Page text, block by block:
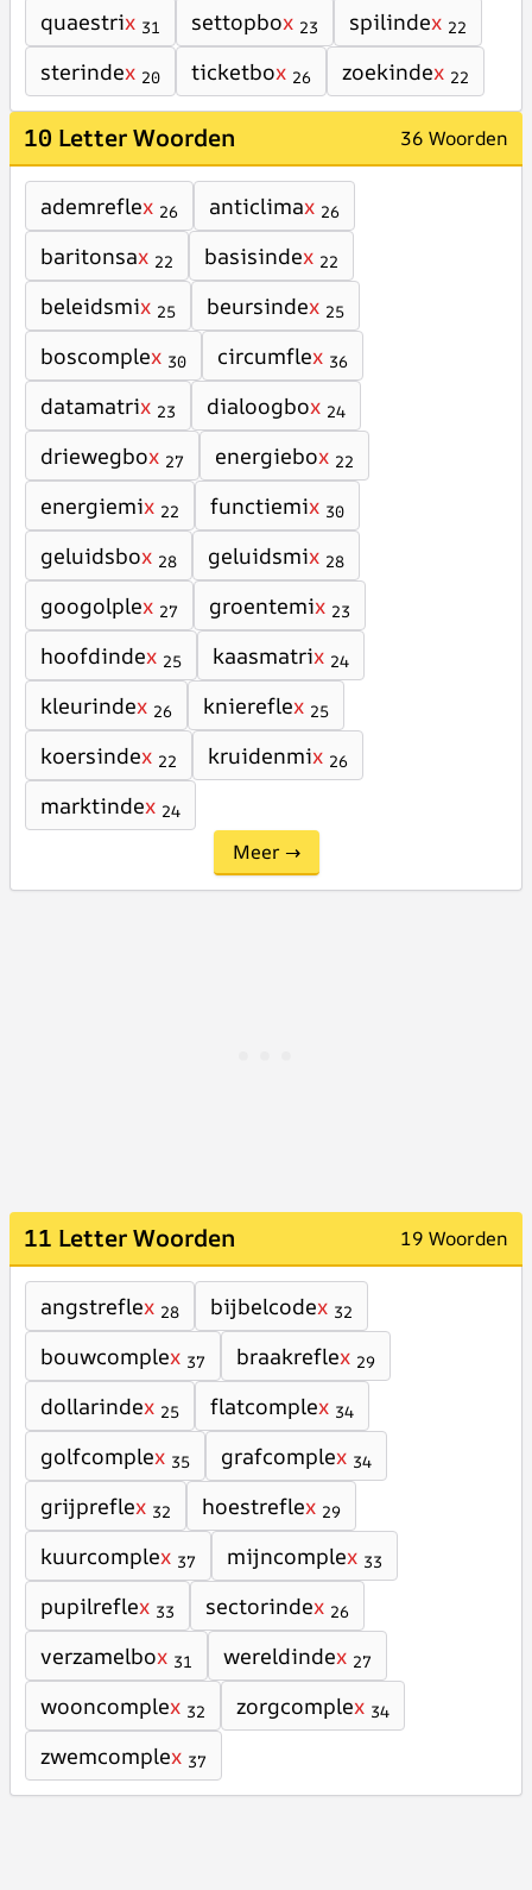
quaestrix 31 settopbox 23 spilindex 22
sterindex 20 ticketbox 26 zoekindex 22
10 Letter Woorden 36 Woorden
ademreflex 26 anticlimax 26
baritonsax 22 basisindex 22
beleidsmix 25 beursindex 25
boscomplex 30 circumflex 36
datamatrix 23 dialoogbox 24
driewegbox 27 energiebox 22
energiemix 22 functiemix 30
geluidsbox 28 geluidsmix 28
googolplex 27 groentemix 23
hoofdindex 25 kaasmatrix 24
kleurindex 26 kniereflex 25
koersindex 22 kruidenmix 26
marktindex 24
Meer →
11 Letter Woorden 19 Woorden
angstreflex 28 bijbelcodex 32
bouwcomplex 37 braakreflex 29
dollarindex 25 flatcomplex 34
golfcomplex 35 grafcomplex 34
grijpreflex 32 hoestreflex 29
kuurcomplex 37 mijncomplex 33
pupilreflex 33 sectorindex 26
verzamelbox 31 wereldindex 27
wooncomplex 32 zorgcomplex 34
zwemcomplex 37